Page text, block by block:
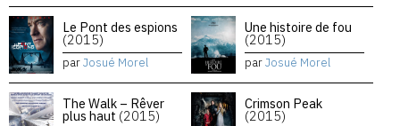
Le Pont des espions
(2015)
parJosué Morel
Une histoire de fou
(2015)
parJosué Morel
The Walk – Rêver
plus haut (2015)
Crimson Peak
(2015)